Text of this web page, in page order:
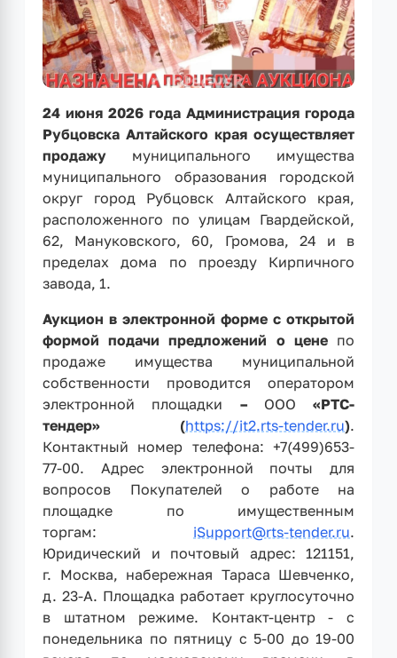
24 июня 2026 года Администрация города
Рубцовска Алтайского края осуществляет
продажу муниципального имущества
муниципального образования городской
округ город Рубцовск Алтайского края,
расположенного по улицам Гвардейской,
62, Мануковского, 60, Громова, 24 и в
пределах дома по проезду Кирпичного
завода, 1.
Аукцион в электронной форме с открытой
формой подачи предложений о ценепо
продаже имущества муниципальной
собственности проводится оператором
электронной площадки – ООО «РТС-
тендер» (https://it2.rts-tender.ru).
Контактный номер телефона: +7(499)653-
77-00. Адрес электронной почты для
вопросов Покупателей о работе на
площадке по имущественным
торгам: iSupport@rts-tender.ru.
Юридический и почтовый адрес: 121151,
г. Москва, набережная Тараса Шевченко,
д. 23-А. Площадка работает круглосуточно
в штатном режиме. Контакт-центр - с
понедельника по пятницу с 5-00 до 19-00